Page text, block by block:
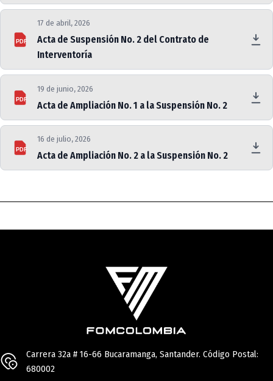
PDF
17 de abril, 2026
Acta de Suspensión No. 2 del Contrato de
Interventoría
PDF
19 de junio, 2026
Acta de Ampliación No. 1 a la Suspensión No. 2
PDF
16 de julio, 2026
Acta de Ampliación No. 2 a la Suspensión No. 2
Carrera 32a # 16-66 Bucaramanga, Santander. Código Postal:
680002